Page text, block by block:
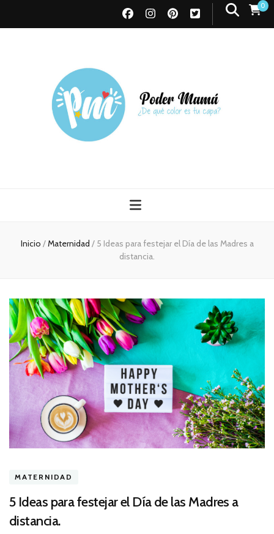
0
Inicio /Maternidad / 5 Ideas para festejar el Día de las Madres a
distancia.
MATERNIDAD
5 Ideas para festejar el Día de las Madres a
distancia.